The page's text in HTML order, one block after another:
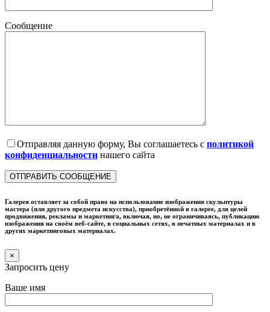
Сообщение
Отправляя данную форму, Вы соглашаетесь с политикой
конфиденциальности нашего сайта
Галерея оставляет за собой право на использование изображения скульптуры
мастера (или другого предмета искусства), приобретённой в галерее, для целей
продвижения, рекламы и маркетинга, включая, но, не ограничиваясь, публикацию
изображения на своём веб-сайте, в социальных сетях, в печатных материалах и в
других маркетинговых материалах.
×
Запросить цену
Ваше имя